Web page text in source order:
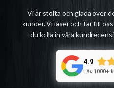
Vi är stolta och glada över
kunder. Vi läser och tar till
du kolla in våra
4.9
Läs 1000+